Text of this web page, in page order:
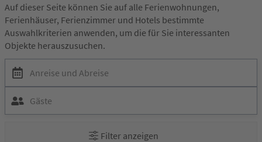
Auf dieser Seite können Sie auf alle Ferienwohnungen,
Ferienhäuser, Ferienzimmer und Hotels bestimmte
Auswahlkriterien anwenden, um die für Sie interessanten
Objekte herauszusuchen.
Anreise und Abreise
Gäste
Filter anzeigen